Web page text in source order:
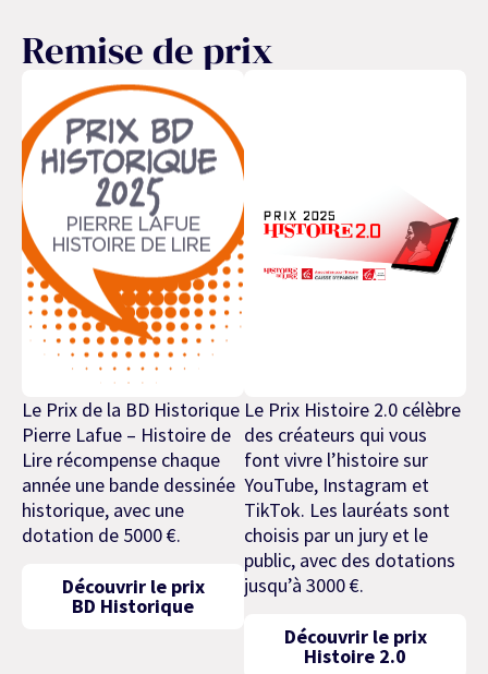
Remise de prix
Le Prix de la BD Historique
Pierre Lafue – Histoire de
Lire récompense chaque
année une bande dessinée
historique, avec une
dotation de 5000 €.
Découvrir le prix
BD Historique
Le Prix Histoire 2.0 célèbre
des créateurs qui vous
font vivre l’histoire sur
YouTube, Instagram et
TikTok. Les lauréats sont
choisis par un jury et le
public, avec des dotations
jusqu’à 3000 €.
Découvrir le prix
Histoire 2.0